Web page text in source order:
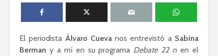
El periodista Álvaro Cuevanos entrevistó a Sabina
Berman y a mí en su programa Debate 22 nen el
alma.
teología